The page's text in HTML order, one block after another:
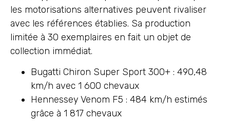
les motorisations alternatives peuvent rivaliser
avec les références établies. Sa production
limitée à 30 exemplaires en fait un objet de
collection immédiat.
Bugatti Chiron Super Sport 300+ : 490,48
km/h avec 1 600 chevaux
Hennessey Venom F5 : 484 km/h estimés
grâce à 1 817 chevaux